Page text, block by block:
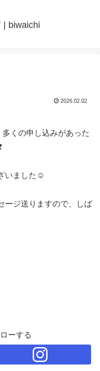
| biwaichi
2026.02.02
くの申し込みがあった
いました☺️
ージ送りますので、しば
ーする